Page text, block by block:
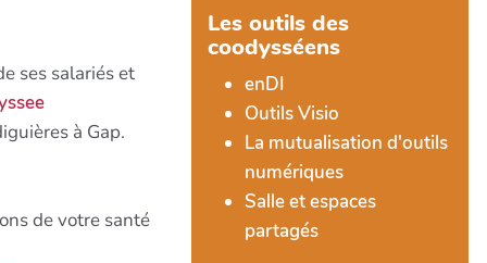
ses salariés et
à Gap.
de votre santé
Les outils des
coodysséens
enDI
Outils Visio
La mutualisation d'outils
numériques
Salle et espaces
partagés